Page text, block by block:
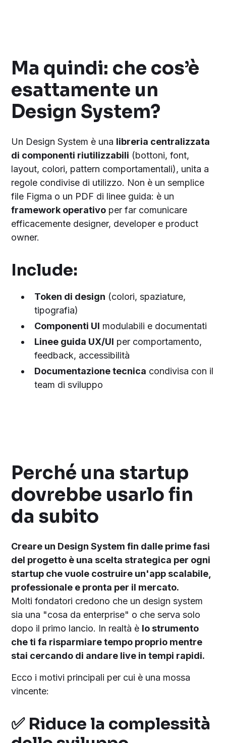
Ma quindi: che cos’è
esattamente un
Design System?
Un Design System è una libreria centralizzata
di componenti riutilizzabili (bottoni, font,
layout, colori, pattern comportamentali), unita a
regole condivise di utilizzo. Non è un semplice
file Figma o un PDF di linee guida: è un
framework operativo per far comunicare
efficacemente designer, developer e product
owner.
Include:
Token di design (colori, spaziature,
tipografia)
Componenti UI modulabili e documentati
Linee guida UX/UI per comportamento,
feedback, accessibilità
Documentazione tecnica condivisa con il
team di sviluppo
Perché una startup
dovrebbe usarlo fin
da subito
Creare un Design System fin dalle prime fasi
del progetto è una scelta strategica per ogni
startup che vuole costruire un'app scalabile,
professionale e pronta per il mercato.
Molti fondatori credono che un design system
sia una "cosa da enterprise" o che serva solo
dopo il primo lancio. In realtà è lo strumento
che ti fa risparmiare tempo proprio mentre
stai cercando di andare live in tempi rapidi.
Ecco i motivi principali per cui è una mossa
vincente:
✅ Riduce la complessità